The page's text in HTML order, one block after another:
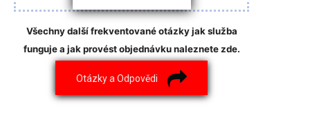
Všechny další frekventované otázky jak služba
funguje a jak provést objednávku naleznete zde.
Otázky a Odpovědi